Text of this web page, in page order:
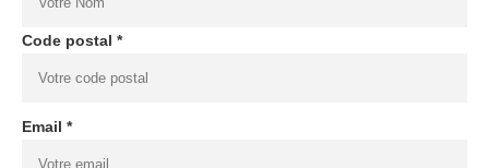
Code postal *
Email *